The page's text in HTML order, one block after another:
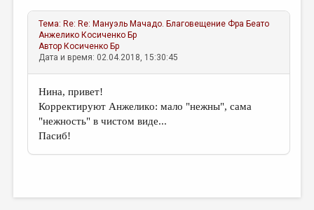
Тема: Re: Re: Мануэль Мачадо. Благовещение Фра Беато
Анжелико Косиченко Бр
Автор Косиченко Бр
Дата и время: 02.04.2018, 15:30:45
Нина, привет!
Корректируют Анжеликo: мало "нежны", сама
"нежность" в чистом виде...
Пасиб!